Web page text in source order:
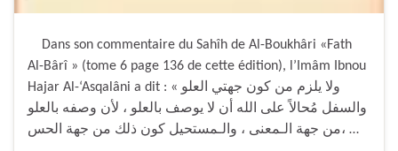
Dans son commentaire du Sahîh de Al-Boukhâri «Fath
Al-Bârî » (tome 6 page 136 de cette édition), l’Imâm Ibnou
Hajar Al-‘Asqalâni a dit : « ولا يلزم من كون جهتي العلو
والسفل مُحالاً على الله أن لا يوصف بالعلو ، لأن وصفه بالعلو
من جهة الـمعنى ، والـمستحيل كون ذلك من جهة الحس، …